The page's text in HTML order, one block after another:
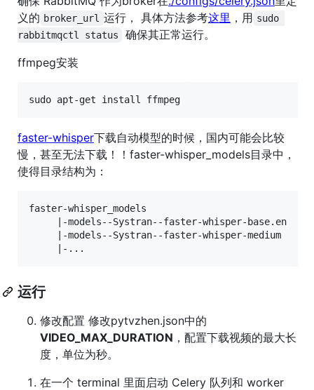
义的 broker_url 运行， 具体方法参考这里 ，用 sudo
rabbitmqctl status
确保其正常运行。
ffmpeg安装
faster-whisper下载自动模型的时候，国内可能会比较
慢，甚至无法下载！！faster-whisper_models目录中，
使得目录结构为：
faster-whisper_models
     |-models--Systran--faster-whisper-base.en
     |-models--Systran--faster-whisper-medium
运行
修改配置 修改pytvzhen.json中的
VIDEO_MAX_DURATION ，配置下载视频的最大长
度，单位为秒。
在一个 terminal 里面启动 Celery 队列和 worker